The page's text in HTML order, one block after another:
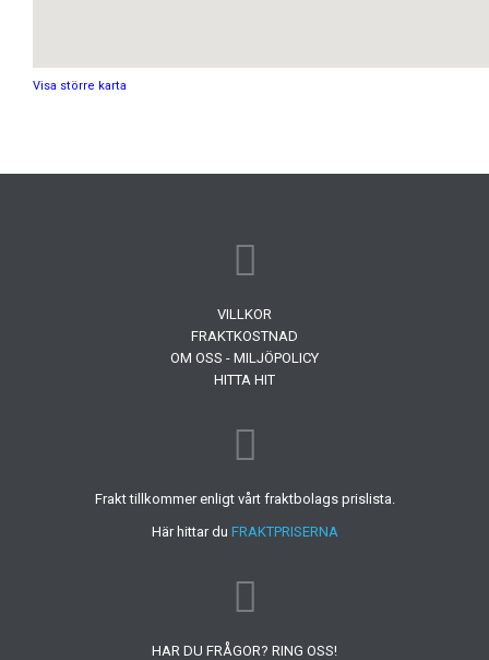
Visa större karta
VILLKOR
FRAKTKOSTNAD
OM OSS - MILJÖPOLICY
HITTA HIT
Frakt tillkommer enligt vårt fraktbolags prislista.
Här hittar du FRAKTPRISERNA
HAR DU FRÅGOR? RING OSS!